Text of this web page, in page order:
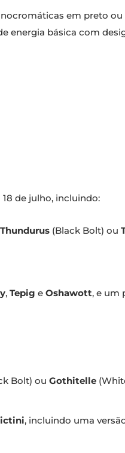
em preto ou
energia básica com
de julho, incluindo:
Thundurus (Black Bolt) ou
, Tepig e Oshawott, e um
Bolt) ou Gothitelle
, incluindo uma